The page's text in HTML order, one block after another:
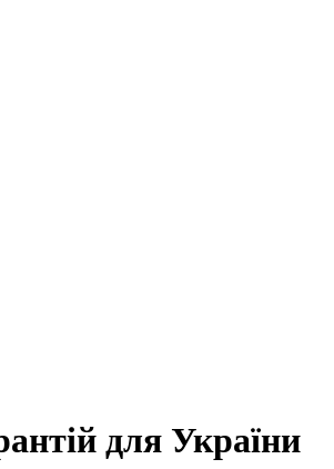
для України